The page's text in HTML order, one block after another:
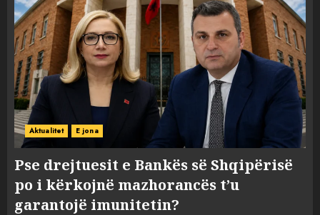
Aktualitet E jona
Pse drejtuesit e Bankës së Shqipërisë
po i kërkojnë mazhorancës t’u
garantojë imunitetin?